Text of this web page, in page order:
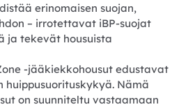
erinomaisen suojan,
– irrotettavat iBP-suojat
ja tekevät housuista
-jääkiekkohousut edustavat
huippusuorituskykyä. Nämä
on suunniteltu vastaamaan